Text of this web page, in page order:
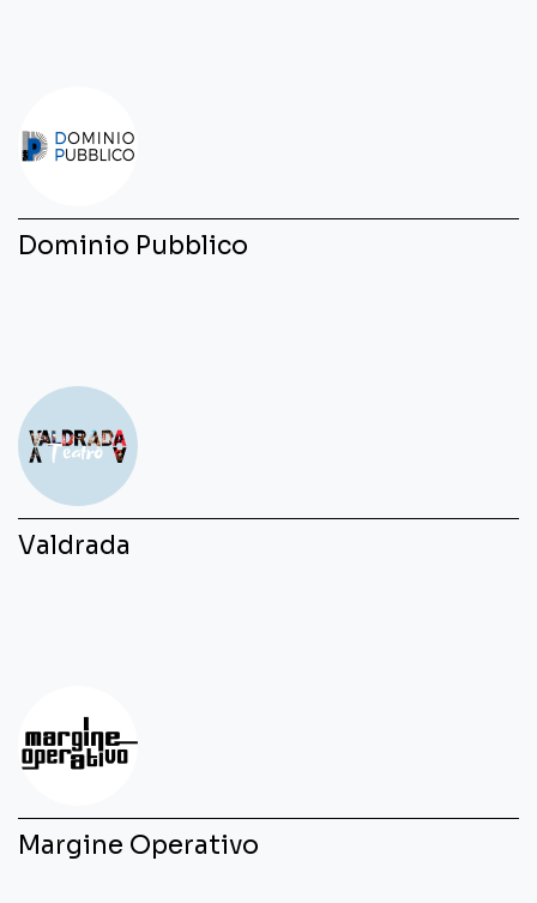
Dominio Pubblico
Valdrada
Margine Operativo